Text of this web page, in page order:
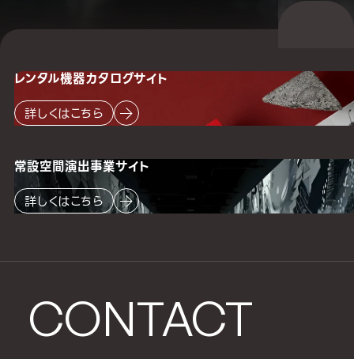
CONTACT
レンタル機器カタログサイト
詳しくはこちら
常設空間演出事業サイト
詳しくはこちら